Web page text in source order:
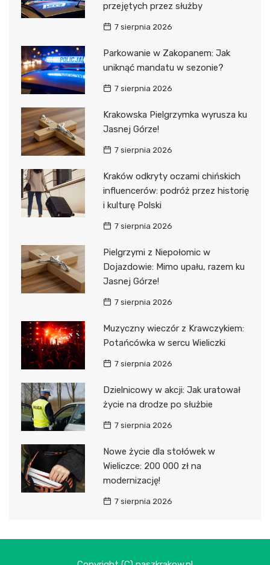
przejętych przez służby
7 sierpnia 2026
Parkowanie w Zakopanem: Jak
uniknąć mandatu w sezonie?
7 sierpnia 2026
Krakowska Pielgrzymka wyrusza ku
Jasnej Górze!
7 sierpnia 2026
Kraków odkryty oczami chińskich
influencerów: podróż przez historię
i kulturę Polski
7 sierpnia 2026
Pielgrzymi z Niepołomic w
Dojazdowie: Mimo upału, razem ku
Jasnej Górze!
7 sierpnia 2026
Muzyczny wieczór z Krawczykiem:
Potańcówka w sercu Wieliczki
7 sierpnia 2026
Dzielnicowy w akcji: Jak uratował
życie na drodze po służbie
7 sierpnia 2026
Nowe życie dla stołówek w
Wieliczce: 200 000 zł na
modernizację!
7 sierpnia 2026